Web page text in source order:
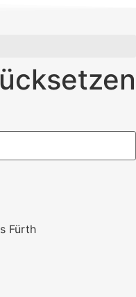
Fürth